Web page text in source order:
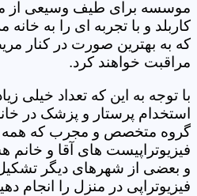
موسسه برای طیف وسیعی از
کاربلد و با تجربه ای را به
که به بهترین صورت در کنار
مراقبت خواهند کرد.
با توجه به این که تعداد خیلی
استخدام پرستار و پزشک در
گروه متخصص و مجرب که همه
فیزیوتراپیست های آقا و خانم
و بعضی از شهرهای دیگر
فیزیوتراپی در منزل را انجام